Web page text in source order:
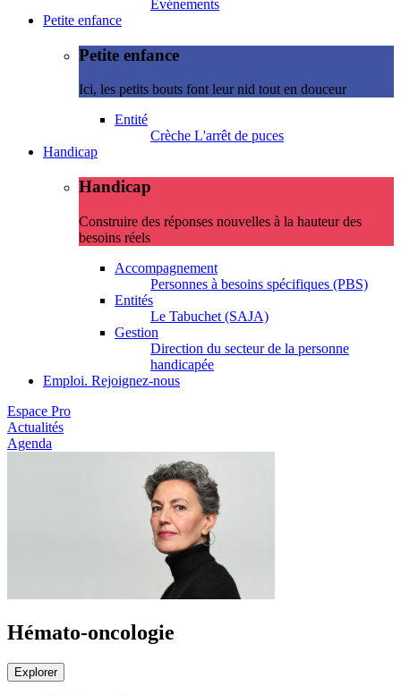
Evénements
Petite enfance
Petite enfance
Ici, les petits bouts font leur nid tout en douceur
Entité
Crèche L'arrêt de puces
Handicap
Handicap
Construire des réponses nouvelles à la hauteur des
besoins réels
Accompagnement
Personnes à besoins spécifiques (PBS)
Entités
Le Tabuchet (SAJA)
Gestion
Direction du secteur de la personne
handicapée
Emploi. Rejoignez-nous
Espace Pro
Actualités
Agenda
Hémato-oncologie
Explorer